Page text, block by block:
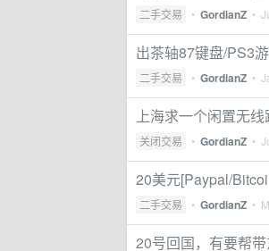
二手交易 • GordianZ •
出茶轴87键盘/PS3
二手交易 • GordianZ •
上海求一个闲置无线
关闭交易 • GordianZ •
20美元[Paypal/
二手交易 • GordianZ •
20号回国，有要帮